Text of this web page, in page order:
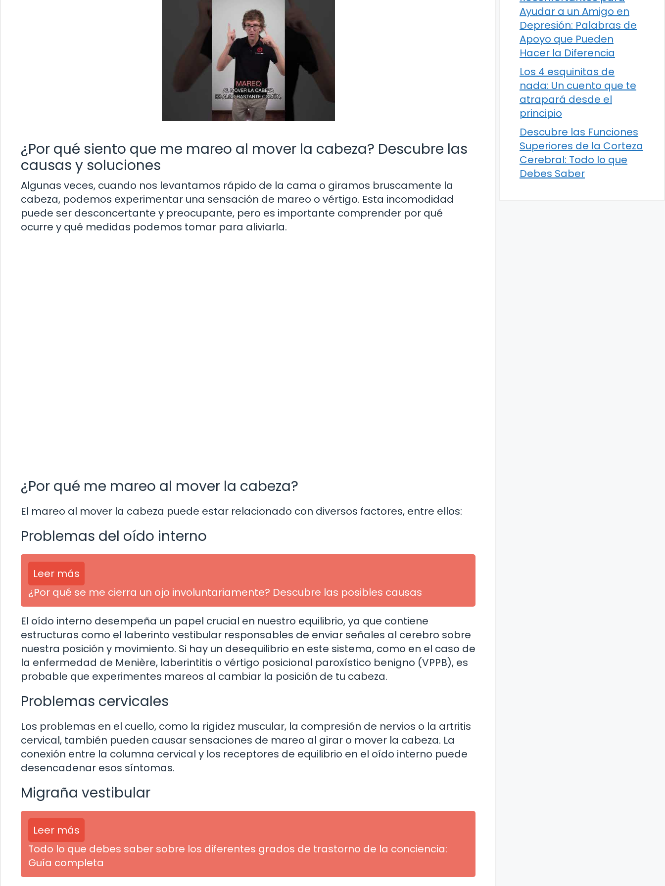
¿Por qué siento que me mareo al mover la cabeza? Descubre las
causas y soluciones
Algunas veces, cuando nos levantamos rápido de la cama o giramos bruscamente la
cabeza, podemos experimentar una sensación de mareo o vértigo. Esta incomodidad
puede ser desconcertante y preocupante, pero es importante comprender por qué
ocurre y qué medidas podemos tomar para aliviarla.
¿Por qué me mareo al mover la cabeza?
El mareo al mover la cabeza puede estar relacionado con diversos factores, entre ellos:
Problemas del oído interno
Leer más
¿Por qué se me cierra un ojo involuntariamente? Descubre las posibles causas
El oído interno desempeña un papel crucial en nuestro equilibrio, ya que contiene
estructuras como el laberinto vestibular responsables de enviar señales al cerebro sobre
nuestra posición y movimiento. Si hay un desequilibrio en este sistema, como en el caso de
la enfermedad de Menière, laberintitis o vértigo posicional paroxístico benigno (VPPB), es
probable que experimentes mareos al cambiar la posición de tu cabeza.
Problemas cervicales
Los problemas en el cuello, como la rigidez muscular, la compresión de nervios o la artritis
cervical, también pueden causar sensaciones de mareo al girar o mover la cabeza. La
conexión entre la columna cervical y los receptores de equilibrio en el oído interno puede
desencadenar esos síntomas.
Migraña vestibular
Leer más
Todo lo que debes saber sobre los diferentes grados de trastorno de la conciencia:
Guía completa
Ayudar a un Amigo en
Depresión: Palabras de
Apoyo que Pueden
Hacer la Diferencia
Los 4 esquinitas de
nada: Un cuento que te
atrapará desde el
principio
Descubre las Funciones
Superiores de la Corteza
Cerebral: Todo lo que
Debes Saber